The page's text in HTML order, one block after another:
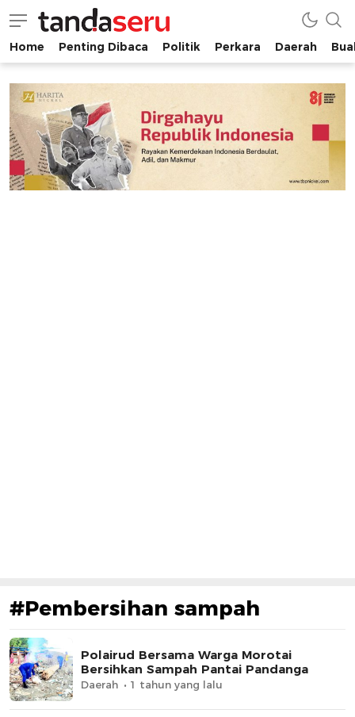
tandaseru.com | Penting Dibaca
tandaseru.com
Home Penting Dibaca Politik Perkara Daerah
#Pembersihan sampah
Polairud Bersama Warga Morotai
Bersihkan Sampah Pantai Pandanga
Daerah 1 tahun yang lalu